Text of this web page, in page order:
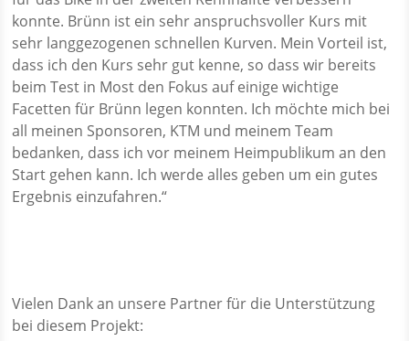
konnte. Brünn ist ein sehr anspruchsvoller Kurs mit
sehr langgezogenen schnellen Kurven. Mein Vorteil ist,
dass ich den Kurs sehr gut kenne, so dass wir bereits
beim Test in Most den Fokus auf einige wichtige
Facetten für Brünn legen konnten. Ich möchte mich bei
all meinen Sponsoren, KTM und meinem Team
bedanken, dass ich vor meinem Heimpublikum an den
Start gehen kann. Ich werde alles geben um ein gutes
Ergebnis einzufahren.“
Vielen Dank an unsere Partner für die Unterstützung
bei diesem Projekt: